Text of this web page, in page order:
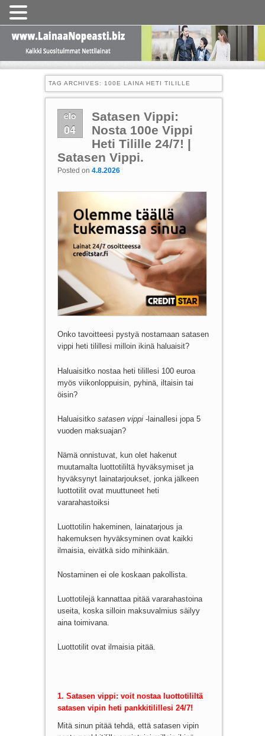
TAG ARCHIVES: 100E LAINA HETI TILILLE
elo
04
Satasen Vippi:
Nosta 100e Vippi
Heti Tilille 24/7! |
Satasen Vippi.
Posted on 4.8.2026
Onko tavoitteesi pystyä nostamaan satasen
vippi heti tilillesi milloin ikinä haluaisit?
Haluaisitko nostaa heti tilillesi 100 euroa
myös viikonloppuisin, pyhinä, iltaisin tai
öisin?
Haluaisitko satasen vippi-lainallesi jopa 5
vuoden maksuajan?
Nämä onnistuvat, kun olet hakenut
muutamalta luottotililtä hyväksymiset ja
hyväksynyt lainatarjoukset, jonka jälkeen
luottotilit ovat muuttuneet heti
vararahastoiksi
Luottotilin hakeminen, lainatarjous ja
hakemuksen hyväksyminen ovat kaikki
ilmaisia, eivätkä sido mihinkään.
Nostaminen ei ole koskaan pakollista.
Luottotilejä kannattaa pitää vararahastoina
useita, koska silloin maksuvalmius säilyy
aina toimivana.
Luottotilit ovat ilmaisia pitää.
1. Satasen vippi: voit nostaa luottotililtä
satasen vipin heti pankkitilillesi 24/7!
Mitä sinun pitää tehdä, että satasen vipin